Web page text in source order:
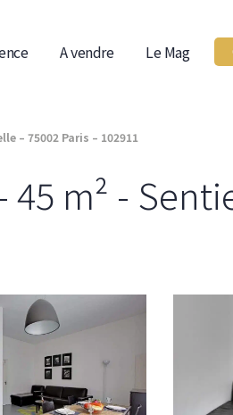
A vendre Le Mag
– 75002 Paris – 102911
m² -